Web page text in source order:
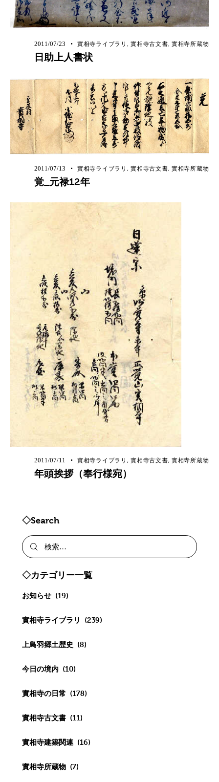
2011/07/23 實相寺ライブラリ ,實相寺古文書, 實相寺所蔵物
日助上人書状
2011/07/13 實相寺ライブラリ ,實相寺古文書, 實相寺所蔵物
覚_元禄12年
2011/07/11 實相寺ライブラリ ,實相寺古文書, 實相寺所蔵物
年頭挨拶（奉行様宛）
◇Search
◇カテゴリー一覧
お知らせ (19)
實相寺ライブラリ (239)
上鳥羽郷土歴史 (8)
今日の境内 (10)
實相寺の日常 (178)
實相寺古文書 (11)
實相寺建築関連 (16)
實相寺所蔵物 (7)